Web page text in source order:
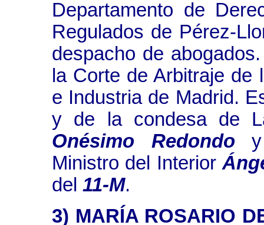
Departamento de
Regulados de Pérez-
despacho de
la Corte de Arbitraje
e Industria de Madrid.
y de la condesa de
Onésimo Redondo
Ministro del Interior
del 11-M.
3) MARÍA ROSARIO